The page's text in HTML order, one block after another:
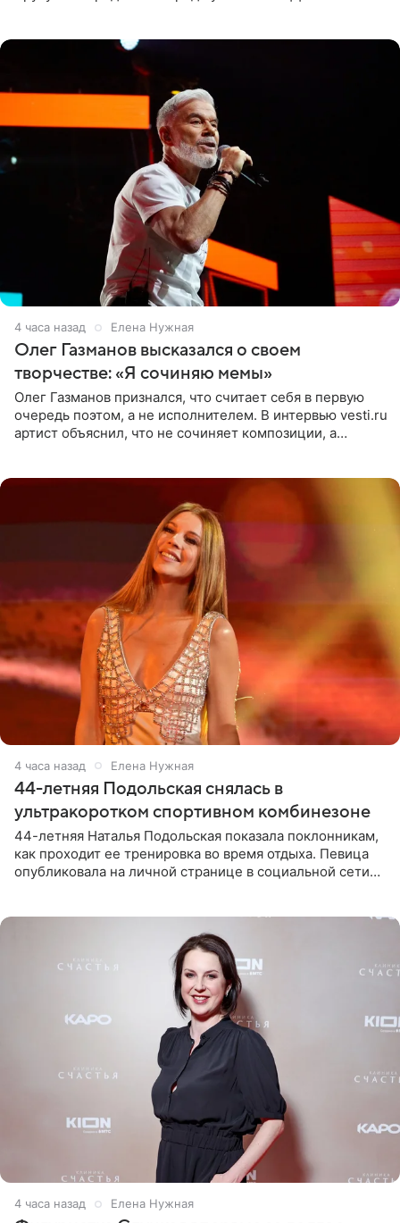
4 часа назад Елена Нужная
Олег Газманов высказался о своем
творчестве: «Я сочиняю мемы»
Олег Газманов признался, что считает себя в первую
очередь поэтом, а не исполнителем. В интервью vesti.ru
артист объяснил, что не сочиняет композиции, а
4 часа назад Елена Нужная
44-летняя Подольская снялась в
ультракоротком спортивном комбинезоне
44-летняя Наталья Подольская показала поклонникам,
как проходит ее тренировка во время отдыха. Певица
опубликовала на личной странице в социальной сети
4 часа назад Елена Нужная